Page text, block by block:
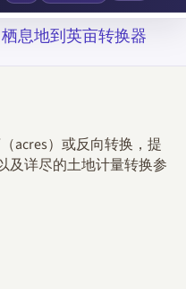
栖息地到英亩转换器
acres）或反向转换，提
及详尽的土地计量转换参